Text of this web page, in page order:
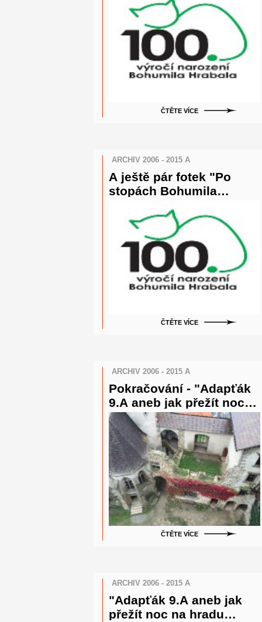
ČTĚTE VÍCE
ARCHIV 2006 - 2015 A
A ještě pár fotek "Po
stopách Bohumila
ČTĚTE VÍCE
ARCHIV 2006 - 2015 A
Pokračování - "Adapťák
9.A aneb jak přežít noc
na hradu Lipnice"
ČTĚTE VÍCE
ARCHIV 2006 - 2015 A
"Adapťák 9.A aneb jak
přežít noc na hradu